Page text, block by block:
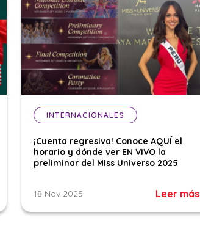
INTERNACIONALES
¡Cuenta regresiva! Conoce AQUÍ el
horario y dónde ver EN VIVO la
preliminar del Miss Universo 2025
18 Nov 2025 Leer más